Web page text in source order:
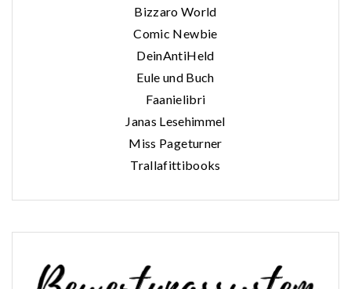
Bizzaro World
Comic Newbie
DeinAntiHeld
Eule und Buch
Faanielibri
Janas Lesehimmel
Miss Pageturner
Trallafittibooks